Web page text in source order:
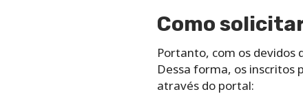
Como
Portanto, com os devidos
Dessa forma, os inscritos
através do portal: